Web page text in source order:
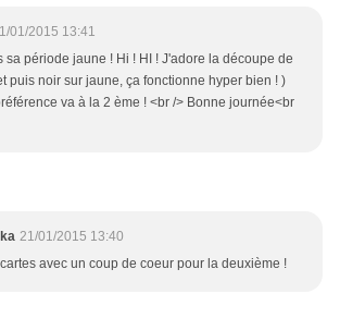
01/2015 13:41
sa période jaune ! Hi ! HI ! J'adore la découpe de
puis noir sur jaune, ça fonctionne hyper bien ! )
va à la 2 ème ! <br /> Bonne journée<br
21/01/2015 13:40
avec un coup de coeur pour la deuxième !